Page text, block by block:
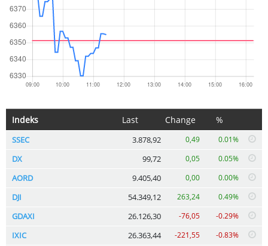
Indeks Last Change %
SSEC 3.878,92 0,49 0.01%
DX 99,72 0,05 0.05%
AORD 9.405,40 0,00 0.00%
DJI 54.349,12 263,24 0.49%
GDAXI 26.126,30 -76,05 -0.29%
IXIC 26.363,44 -221,55 -0.83%